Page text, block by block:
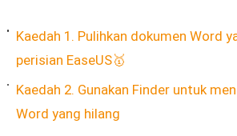
Kaedah 1. Pulihkan dokumen Word
perisian EaseUS🥇
Kaedah 2. Gunakan Finder untuk
Word yang hilang